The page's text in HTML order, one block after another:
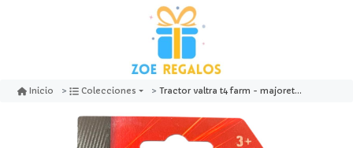
Inicio Colecciones Tractor valtra t4 farm - majorette